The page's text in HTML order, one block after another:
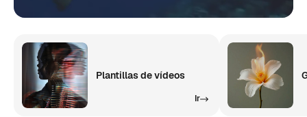
Plantillas de vídeos
Ir